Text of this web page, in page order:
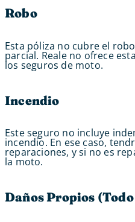
Robo
Esta póliza no cubre el
parcial. Reale no ofrece
los seguros de moto.
Incendio
Este seguro no incluye
incendio. En ese caso,
reparaciones, y si no es
la moto.
Daños Propios